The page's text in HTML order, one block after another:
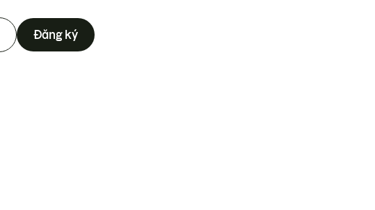
Đăng ký